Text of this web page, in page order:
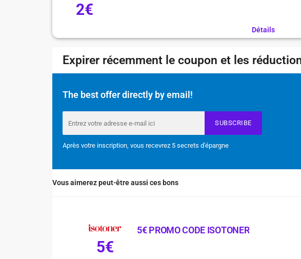
2€
Détails
Expirer récemment le coupon et les
The best offer directly by email!
SUBSCRIBE
Après votre inscription, vous recevrez 5 secrets d'épargne
Vous aimerez peut-être aussi ces bons
5€
5€ PROMO CODE ISOTONER